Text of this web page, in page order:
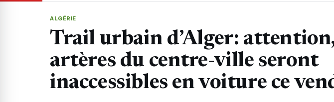
ALGÉRIE
Trail urbain d’Alger: attention,
artères du centre-ville seront
inaccessibles en voiture ce